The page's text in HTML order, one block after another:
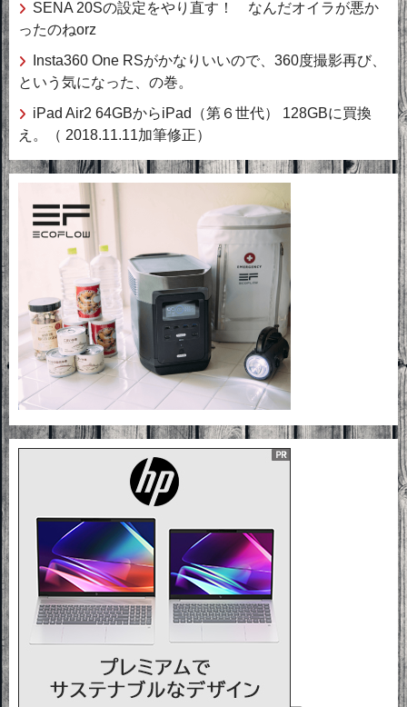
SENA 20Sの設定をやり直す！ なんだオイラが悪か
ったのねorz
Insta360 One RSがかなりいいので、360度撮影再び、
という気になった、の巻。
iPad Air2 64GBからiPad（第６世代） 128GBに買換
え。（ 2018.11.11加筆修正）